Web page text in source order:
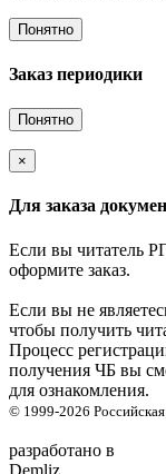
Понятно
Заказ периодики
Понятно
×
Для заказа
Если вы читатель
оформите заказ.
Если вы не
чтобы получить
Процесс
получения ЧБ вы
для ознакомления.
© 1999-2026
разработано в
Demliz